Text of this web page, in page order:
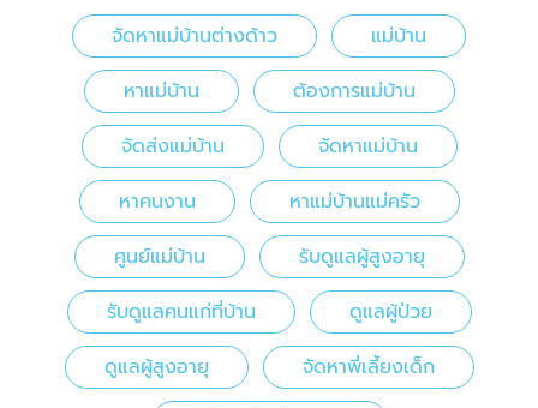
จัดหาแม่บ้านต่างด้าว
แม่บ้าน
หาแม่บ้าน
ต้องการแม่บ้าน
จัดส่งแม่บ้าน
จัดหาแม่บ้าน
หาคนงาน
หาแม่บ้านแม่ครัว
ศูนย์แม่บ้าน
รับดูแลผู้สูงอายุ
รับดูแลคนแก่ที่บ้าน
ดูแลผู้ป่วย
ดูแลผู้สูงอายุ
จัดหาพี่เลี้ยงเด็ก